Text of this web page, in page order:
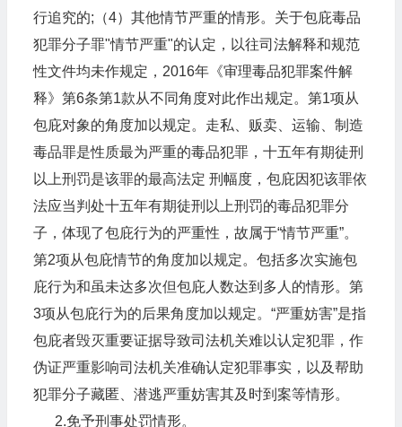
行追究的;（4）其他情节严重的情形。关于包庇毒品
犯罪分子罪"情节严重"的认定，以往司法解释和规范
性文件均未作规定，2016年《审理毒品犯罪案件解
释》第6条第1款从不同角度对此作出规定。第1项从
包庇对象的角度加以规定。走私、贩卖、运输、制造
毒品罪是性质最为严重的毒品犯罪，十五年有期徒刑
以上刑罚是该罪的最高法定 刑幅度，包庇因犯该罪依
法应当判处十五年有期徒刑以上刑罚的毒品犯罪分
子，体现了包庇行为的严重性，故属于“情节严重”。
第2项从包庇情节的角度加以规定。包括多次实施包
庇行为和虽未达多次但包庇人数达到多人的情形。第
3项从包庇行为的后果角度加以规定。“严重妨害”是指
包庇者毁灭重要证据导致司法机关难以认定犯罪，作
伪证严重影响司法机关准确认定犯罪事实，以及帮助
犯罪分子藏匿、潜逃严重妨害其及时到案等情形。
2.免予刑事处罚情形。